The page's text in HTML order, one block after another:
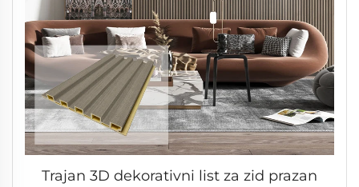
Trajan 3D dekorativni list za zid prazan